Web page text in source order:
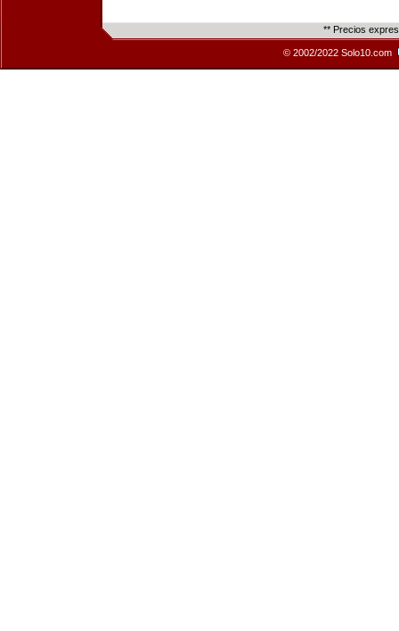
** Precios
© 2002/2022 Solo10.com